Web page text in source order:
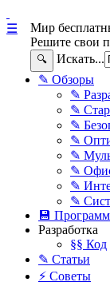
Мир
Решите свои
🔍 Искать...
☰
✎ Обзоры
✎
✎
✎
✎
✎
✎
✎
✎
💾
Разработка
§§ Код
✎ Статьи
⚡ Советы